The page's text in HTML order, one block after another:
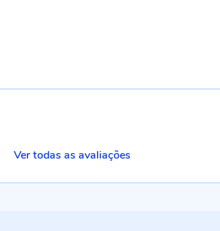
Ver todas as avaliações